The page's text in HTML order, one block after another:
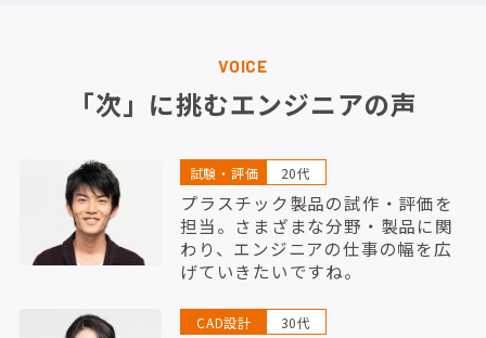
VOICE
「次」に挑むエンジニアの声
試験・評価 20代
プラスチック製品の試作・評価を
担当。さまざまな分野・製品に関
わり、エンジニアの仕事の幅を広
げていきたいですね。
CAD設計 30代